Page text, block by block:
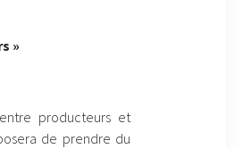
»
producteurs et
de prendre du